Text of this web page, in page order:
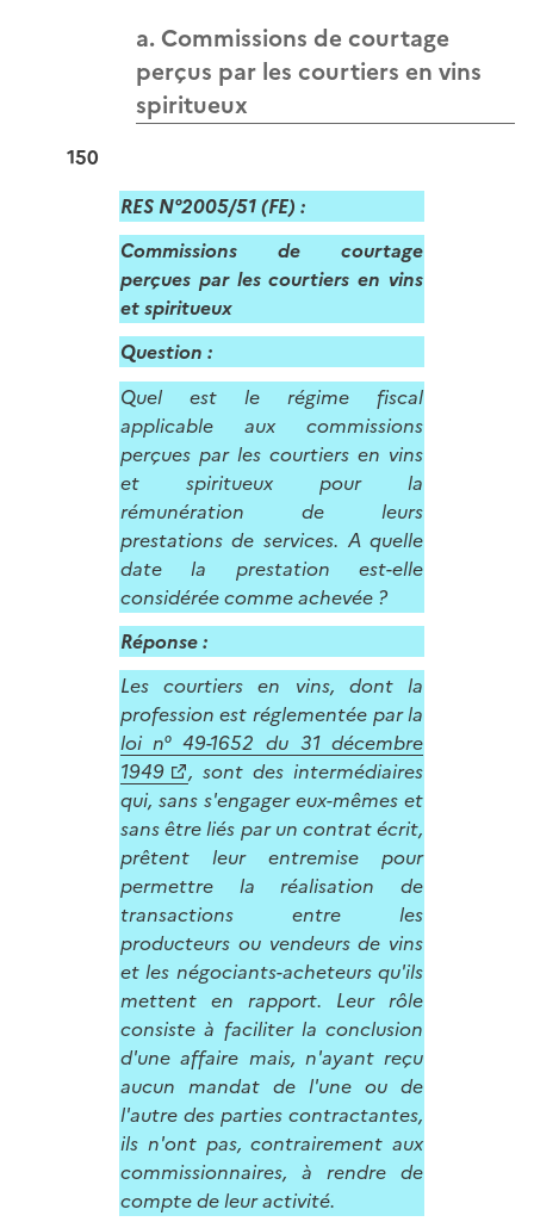
a. Commissions de courtage
perçus par les courtiers en vins
spiritueux
150
RES N°2005/51 (FE) :
Commissions de courtage
perçues par les courtiers en vins
et spiritueux
Question :
Quel est le régime fiscal
applicable aux commissions
perçues par les courtiers en vins
et spiritueux pour la
rémunération de leurs
prestations de services. A quelle
date la prestation est-elle
considérée comme achevée ?
Réponse :
Les courtiers en vins, dont la
profession est réglementée par la
loi n° 49-1652 du 31 décembre
1949
, sont des intermédiaires
qui, sans s'engager eux-mêmes et
sans être liés par un contrat écrit,
prêtent leur entremise pour
permettre la réalisation de
transactions entre les
producteurs ou vendeurs de vins
et les négociants-acheteurs qu'ils
mettent en rapport. Leur rôle
consiste à faciliter la conclusion
d'une affaire mais, n'ayant reçu
aucun mandat de l'une ou de
l'autre des parties contractantes,
ils n'ont pas, contrairement aux
commissionnaires, à rendre de
compte de leur activité.